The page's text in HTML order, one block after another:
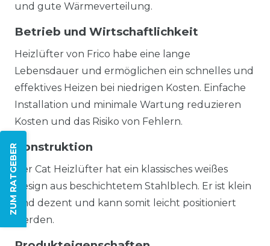
ZUM RATGEBER
und gute Wärmeverteilung.
Betrieb und Wirtschaftlichkeit
Heizlüfter von Frico habe eine lange
Lebensdauer und ermöglichen ein schnelles und
effektives Heizen bei niedrigen Kosten. Einfache
Installation und minimale Wartung reduzieren
Kosten und das Risiko von Fehlern.
Konstruktion
Der Cat Heizlüfter hat ein klassisches weißes
Design aus beschichtetem Stahlblech. Er ist klein
und dezent und kann somit leicht positioniert
werden.